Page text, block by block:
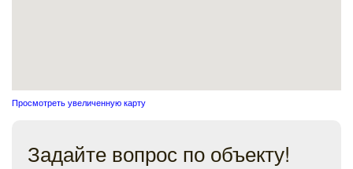
Просмотреть увеличенную карту
Задайте вопрос по объекту!